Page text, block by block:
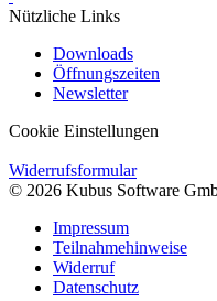
Nützliche Links
Downloads
Öffnungszeiten
Newsletter
Cookie Einstellungen
Widerrufsformular
© 2026 Kubus Software
Impressum
Teilnahmehinweise
Widerruf
Datenschutz